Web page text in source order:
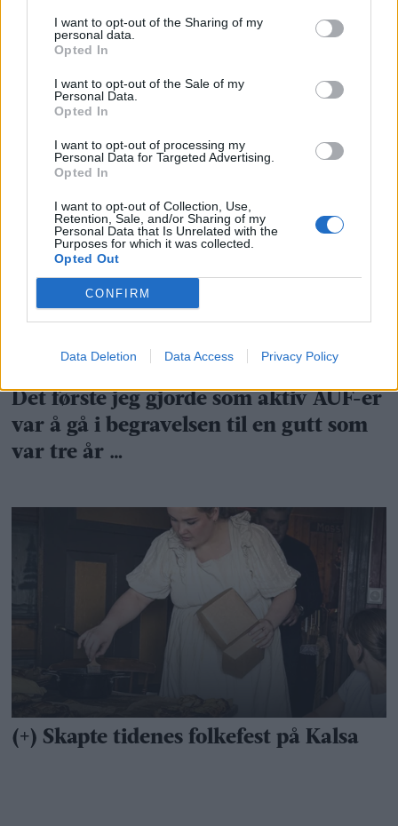
I want to opt-out of the Sharing of my
personal data.
Opted In
I want to opt-out of the Sale of my
Personal Data.
Opted In
I want to opt-out of processing my
Personal Data for Targeted Advertising.
Opted In
I want to opt-out of Collection, Use,
Retention, Sale, and/or Sharing of my
Personal Data that Is Unrelated with the
Purposes for which it was collected.
Opted Out
CONFIRM
Data Deletion Data Access Privacy Policy